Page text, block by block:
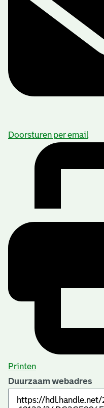
Doorsturen per email
Printen
Duurzaam webadres